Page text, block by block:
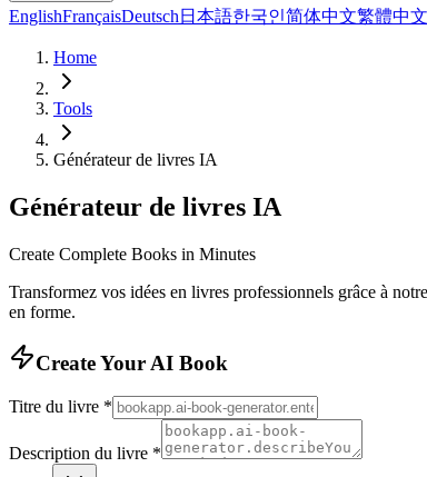
EnglishFrançaisDeutsch 日本語한국인简体中文繁體中文
Home
Tools
Générateur de livres IA
Générateur de livres IA
Create Complete Books in Minutes
Transformez vos idées en livres professionnels grâce à
en forme.
Create Your AI Book
Titre du livre *
Description du livre *